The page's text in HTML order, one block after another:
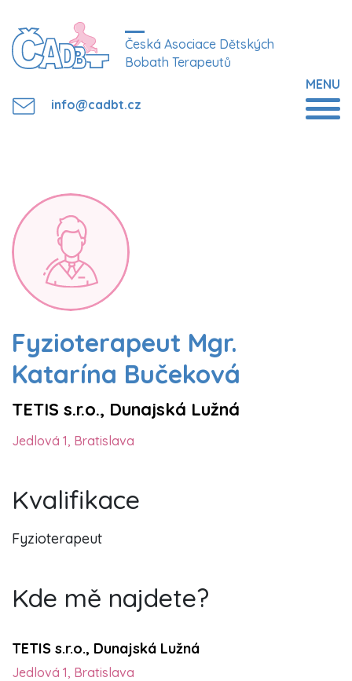
Česká Asociace Dětských
Bobath Terapeutů
info@cadbt.cz
MENU
Fyzioterapeut Mgr.
Katarína Bučeková
TETIS s.r.o., Dunajská Lužná
Jedlová 1, Bratislava
Kvalifikace
Fyzioterapeut
Kde mě najdete?
TETIS s.r.o., Dunajská Lužná
Jedlová 1, Bratislava